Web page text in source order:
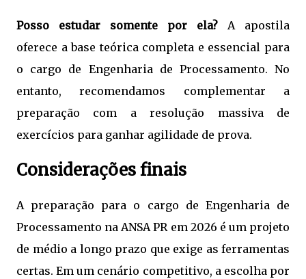
Posso estudar somente por ela? A apostila
oferece a base teórica completa e essencial para
o cargo de Engenharia de Processamento. No
entanto, recomendamos complementar a
preparação com a resolução massiva de
exercícios para ganhar agilidade de prova.
Considerações finais
A preparação para o cargo de Engenharia de
Processamento na ANSA PR em 2026 é um projeto
de médio a longo prazo que exige as ferramentas
certas. Em um cenário competitivo, a escolha por